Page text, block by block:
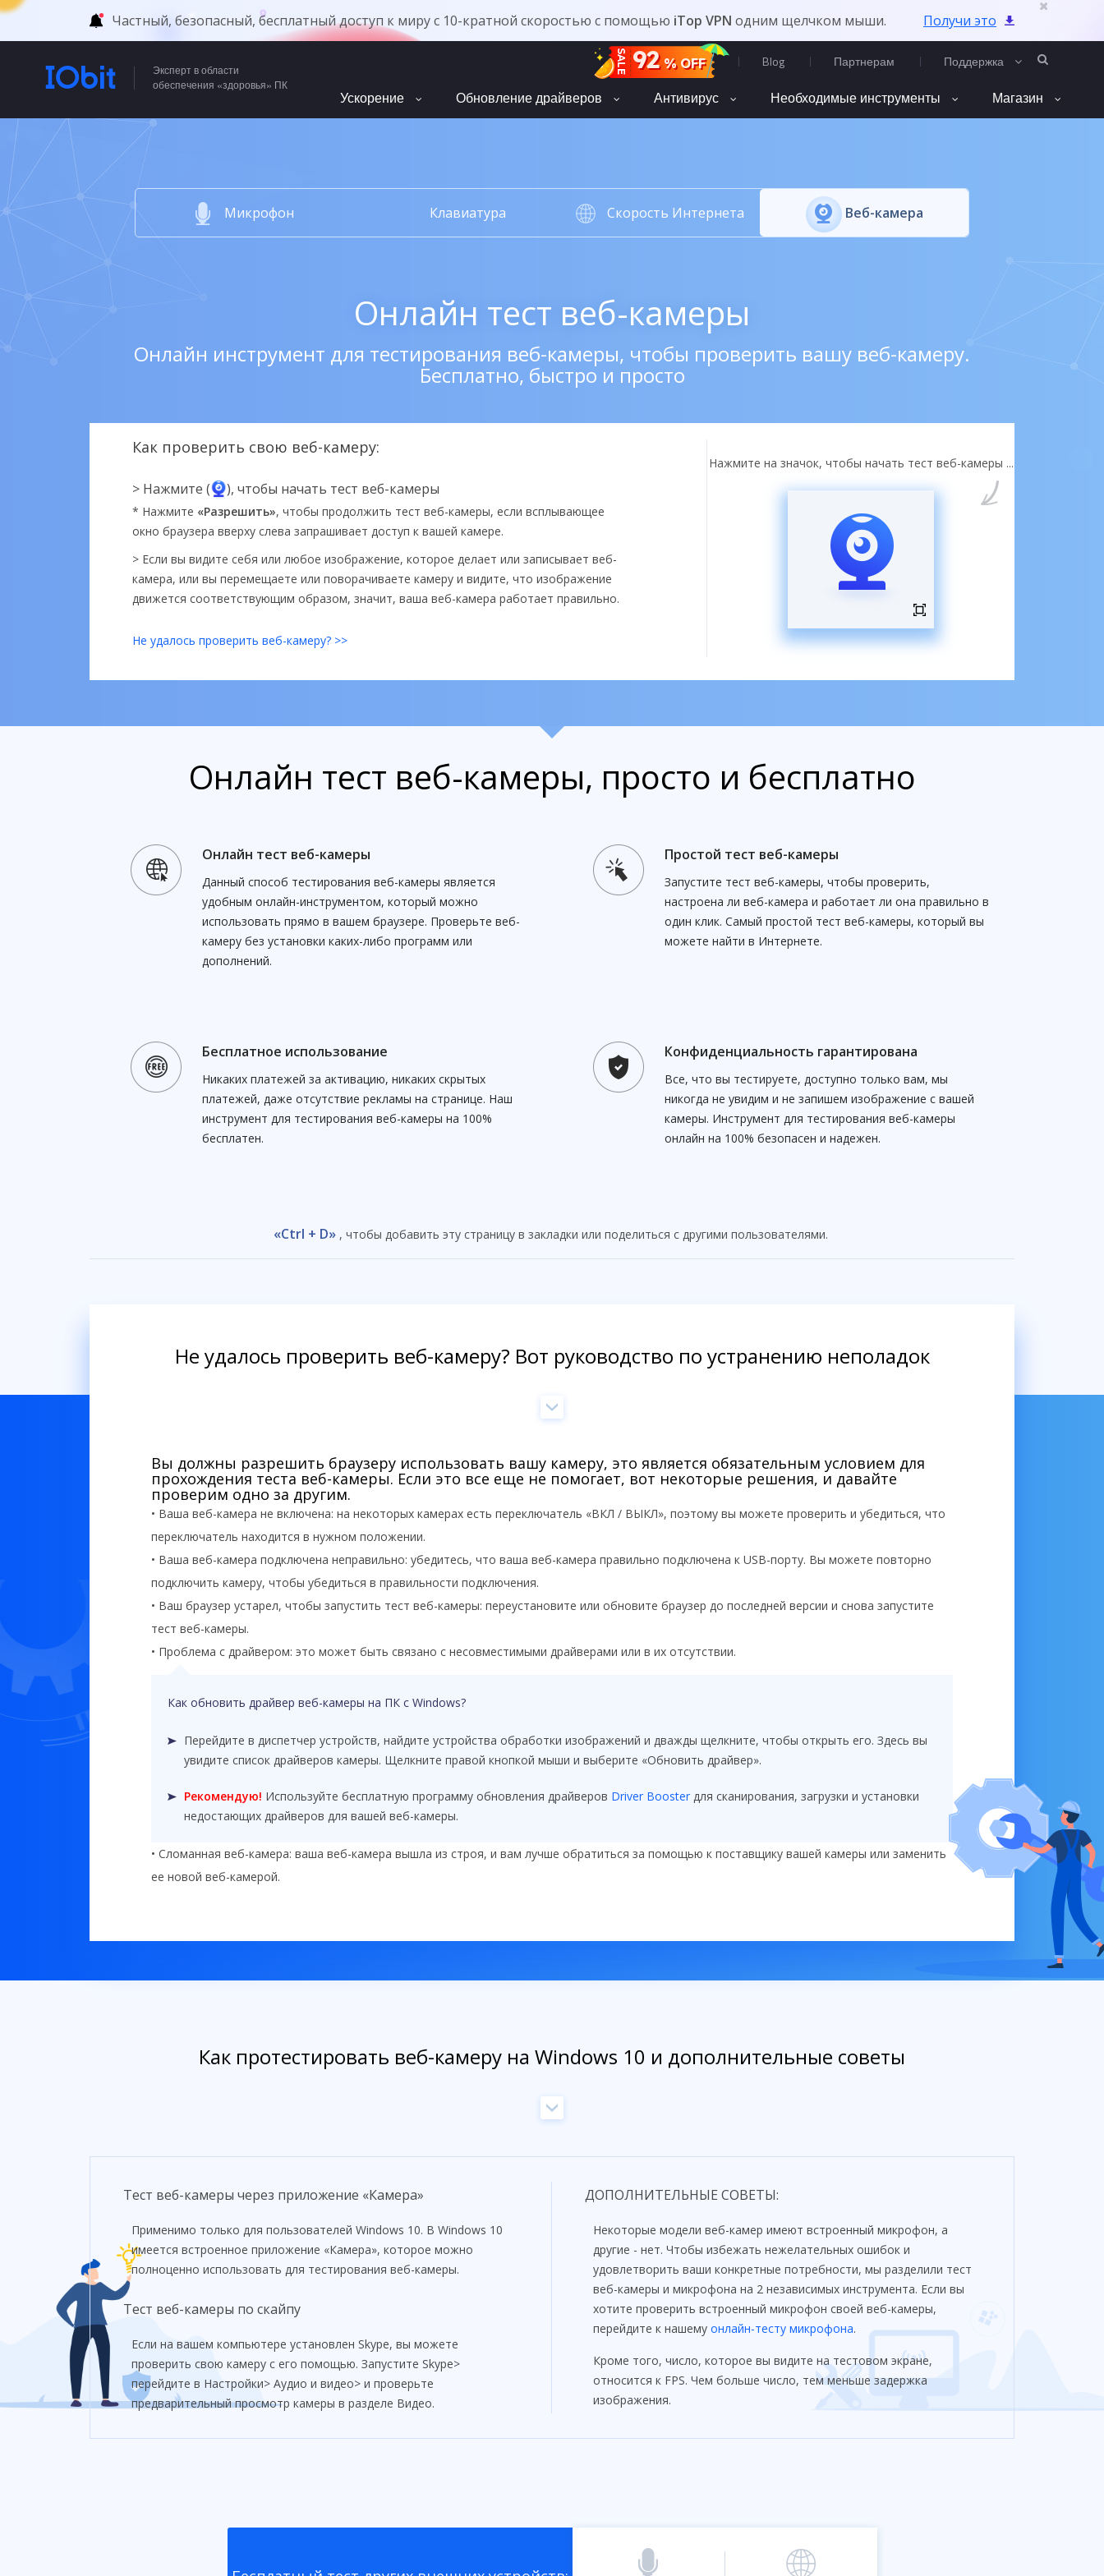
Частный, безопасный, бесплатный доступ к миру с 10-кратной скоростью с помощью iTop VPN одним щелчком мыши. Получи это
Эксперт в области
обеспечения «здоровья» ПК
SALE 92% OFF Blog Партнерам Поддержка
Ускорение Обновление драйверов Антивирус Необходимые инструменты Магазин
Микрофон Клавиатура Скорость Интернета Веб-камера
Онлайн тест веб-камеры
Онлайн инструмент для тестирования веб-камеры, чтобы проверить вашу веб-камеру.
Бесплатно, быстро и просто
Как проверить свою веб-камеру:
> Нажмите ( ), чтобы начать тест веб-камеры
* Нажмите «Разрешить», чтобы продолжить тест веб-камеры, если всплывающее
окно браузера вверху слева запрашивает доступ к вашей камере.
> Если вы видите себя или любое изображение, которое делает или записывает веб-
камера, или вы перемещаете или поворачиваете камеру и видите, что изображение
движется соответствующим образом, значит, ваша веб-камера работает правильно.
Не удалось проверить веб-камеру? >>
Нажмите на значок, чтобы начать тест веб-камеры ...
Онлайн тест веб-камеры, просто и бесплатно
Онлайн тест веб-камеры
Данный способ тестирования веб-камеры является
удобным онлайн-инструментом, который можно
использовать прямо в вашем браузере. Проверьте веб-
камеру без установки каких-либо программ или
дополнений.
Простой тест веб-камеры
Запустите тест веб-камеры, чтобы проверить,
настроена ли веб-камера и работает ли она правильно в
один клик. Самый простой тест веб-камеры, который вы
можете найти в Интернете.
Бесплатное использование
Никаких платежей за активацию, никаких скрытых
платежей, даже отсутствие рекламы на странице. Наш
инструмент для тестирования веб-камеры на 100%
бесплатен.
Конфиденциальность гарантирована
Все, что вы тестируете, доступно только вам, мы
никогда не увидим и не запишем изображение с вашей
камеры. Инструмент для тестирования веб-камеры
онлайн на 100% безопасен и надежен.
«Ctrl + D», чтобы добавить эту страницу в закладки или поделиться с другими пользователями.
Не удалось проверить веб-камеру? Вот руководство по устранению неполадок
Вы должны разрешить браузеру использовать вашу камеру, это является обязательным условием для
прохождения теста веб-камеры. Если это все еще не помогает, вот некоторые решения, и давайте
проверим одно за другим.
• Ваша веб-камера не включена: на некоторых камерах есть переключатель «ВКЛ / ВЫКЛ», поэтому вы можете проверить и убедиться, что
переключатель находится в нужном положении.
• Ваша веб-камера подключена неправильно: убедитесь, что ваша веб-камера правильно подключена к USB-порту. Вы можете повторно
подключить камеру, чтобы убедиться в правильности подключения.
• Ваш браузер устарел, чтобы запустить тест веб-камеры: переустановите или обновите браузер до последней версии и снова запустите
тест веб-камеры.
• Проблема с драйвером: это может быть связано с несовместимыми драйверами или в их отсутствии.
Как обновить драйвер веб-камеры на ПК с Windows?
Перейдите в диспетчер устройств, найдите устройства обработки изображений и дважды щелкните, чтобы открыть его. Здесь вы
увидите список драйверов камеры. Щелкните правой кнопкой мыши и выберите «Обновить драйвер».
Рекомендую! Используйте бесплатную программу обновления драйверов Driver Booster для сканирования, загрузки и установки
недостающих драйверов для вашей веб-камеры.
• Сломанная веб-камера: ваша веб-камера вышла из строя, и вам лучше обратиться за помощью к поставщику вашей камеры или заменить
ее новой веб-камерой.
Как протестировать веб-камеру на Windows 10 и дополнительные советы
Тест веб-камеры через приложение «Камера»
Применимо только для пользователей Windows 10. В Windows 10
имеется встроенное приложение «Камера», которое можно
полноценно использовать для тестирования веб-камеры.
Тест веб-камеры по скайпу
Если на вашем компьютере установлен Skype, вы можете
проверить свою камеру с его помощью. Запустите Skype>
перейдите в Настройки> Аудио и видео> и проверьте
предварительный просмотр камеры в разделе Видео.
ДОПОЛНИТЕЛЬНЫЕ СОВЕТЫ:
Некоторые модели веб-камер имеют встроенный микрофон, а
другие - нет. Чтобы избежать нежелательных ошибок и
удовлетворить ваши конкретные потребности, мы разделили тест
веб-камеры и микрофона на 2 независимых инструмента. Если вы
хотите проверить встроенный микрофон своей веб-камеры,
перейдите к нашему онлайн-тесту микрофона.
Кроме того, число, которое вы видите на тестовом экране,
относится к FPS. Чем больше число, тем меньше задержка
изображения.